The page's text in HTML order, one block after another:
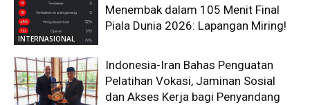
INTERNASIONAL
Menembak dalam 105 Menit Final
Piala Dunia 2026: Lapangan Miring!
Indonesia-Iran Bahas Penguatan
Pelatihan Vokasi, Jaminan Sosial
dan Akses Kerja bagi Penyandang